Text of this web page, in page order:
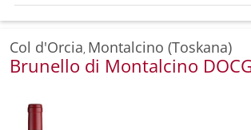
Col d'Orcia, Montalcino (Toskana)
Brunello di Montalcino